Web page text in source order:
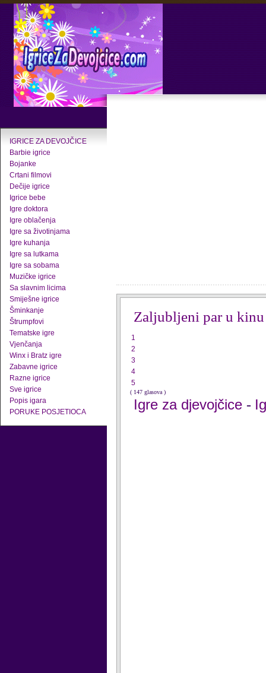
IGRICE ZA DEVOJČICE
Barbie igrice
Bojanke
Crtani filmovi
Dečije igrice
Igrice bebe
Igre doktora
Igre oblačenja
Igre sa životinjama
Igre kuhanja
Igre sa lutkama
Igre sa sobama
Muzičke igrice
Sa slavnim licima
Smiješne igrice
Šminkanje
Štrumpfovi
Tematske igre
Vjenčanja
Winx i Bratz igre
Zabavne igrice
Razne igrice
Sve igrice
Popis igara
PORUKE POSJETIOCA
Zaljubljeni par u kinu
1
2
3
4
5
( 147 glasova )
Igre za djevojčice -